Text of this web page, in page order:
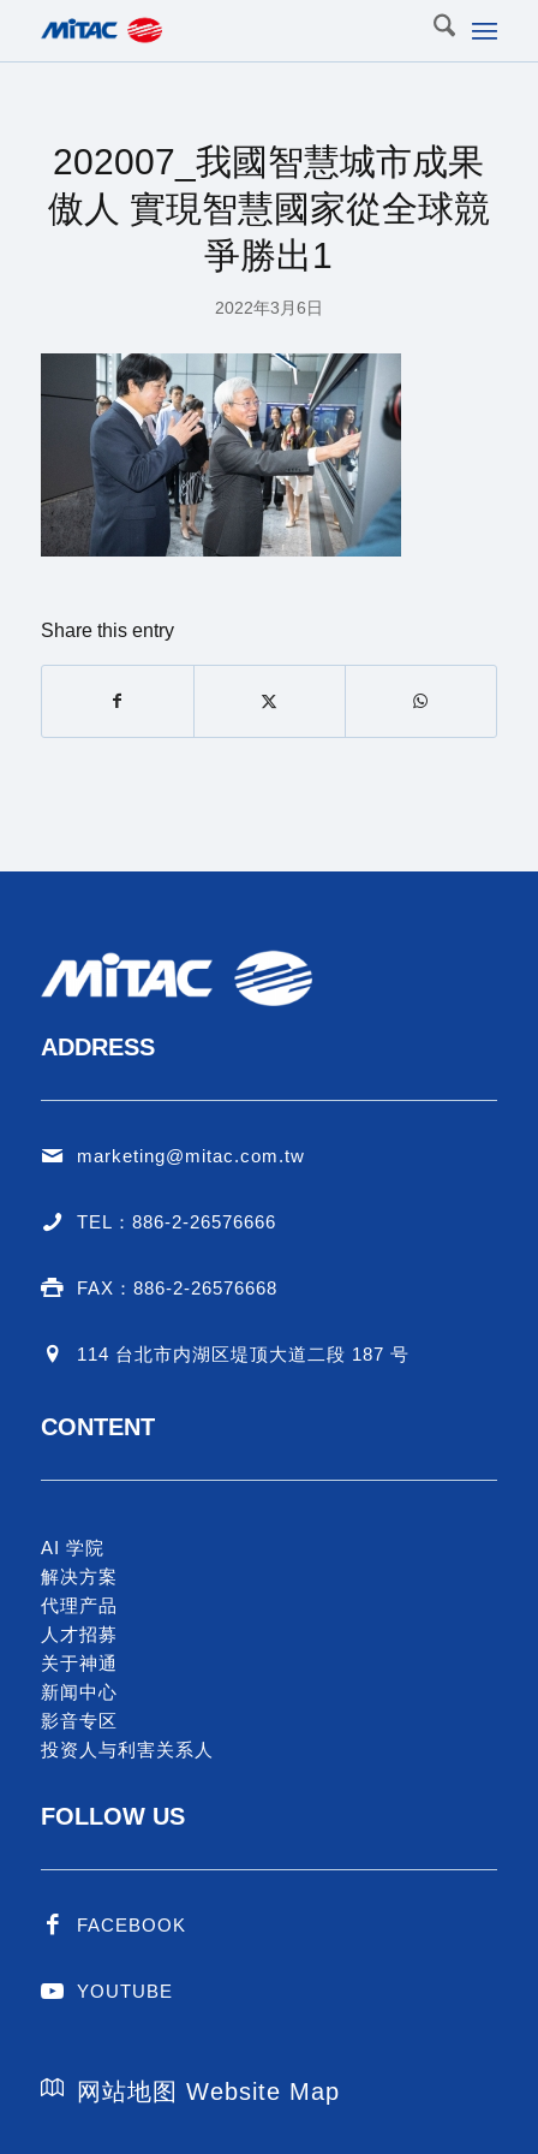
202007_我國智慧城市成果
傲人 實現智慧國家從全球競
爭勝出1
2022年3月6日
Share this entry
ADDRESS
marketing@mitac.com.tw
TEL：886-2-26576666
FAX：886-2-26576668
114 台北市内湖区堤顶大道二段 187 号
CONTENT
AI 学院
解决方案
代理产品
人才招募
关于神通
新闻中心
影音专区
投资人与利害关系人
FOLLOW US
FACEBOOK
YOUTUBE
网站地图 Website Map